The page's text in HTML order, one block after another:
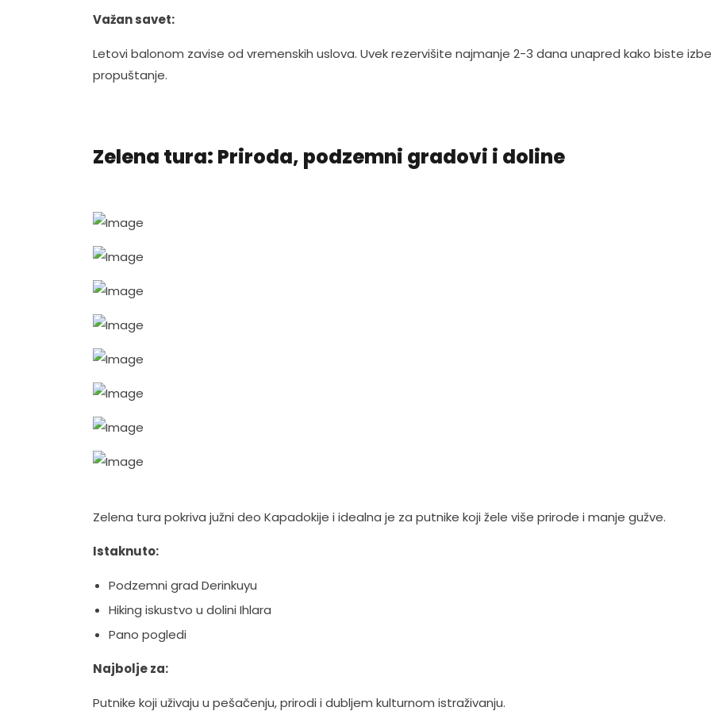
Važan savet:
Letovi balonom zavise od vremenskih uslova. Uvek rezervišite najmanje 2-3 dana unapred kako biste
propuštanje.
Zelena tura: Priroda, podzemni gradovi i doline
Zelena tura pokriva južni deo Kapadokije i idealna je za putnike koji žele više prirode i manje gužve.
Istaknuto:
Podzemni grad Derinkuyu
Hiking iskustvo u dolini Ihlara
Pano pogledi
Najbolje za:
Putnike koji uživaju u pešačenju, prirodi i dubljem kulturnom istraživanju.